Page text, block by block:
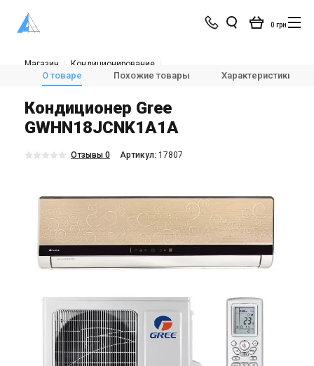
0 грн
Магазин
Кондиционирование
Кондиционеры и сплит-системы
Настенные кондиционеры
Gree GWHN18JCNK1A1A
О товаре Похожие товары Характеристики
Кондиционер Gree
GWHN18JCNK1A1A
Отзывы 0 Aртикул: 17807